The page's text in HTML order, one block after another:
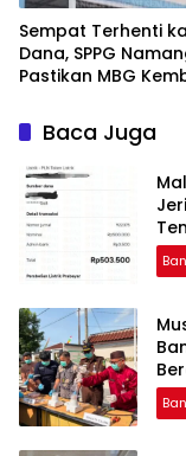
‎Sempat Terhenti
Dana, SPPG
Pastikan MBG
Baca Juga